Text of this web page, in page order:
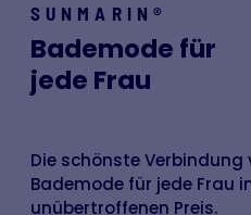
SUNMARIN®
Bademode für
jede Frau
Die schönste Verbindung
Bademode für jede Frau
unübertroffenen Preis.